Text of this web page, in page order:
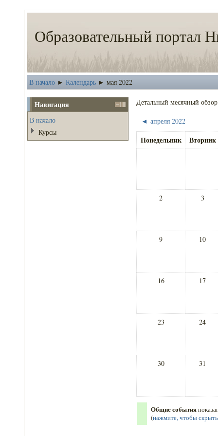
Образовательный портал
В начало ► Календарь ► мая 2022
Детальный месячный
◄ апреля 2022
Понедельник Вторник
2 3
9 10
16 17
23 24
30 31
Общие события
(нажмите, чтобы скрыть
Навигация
В начало
Курсы